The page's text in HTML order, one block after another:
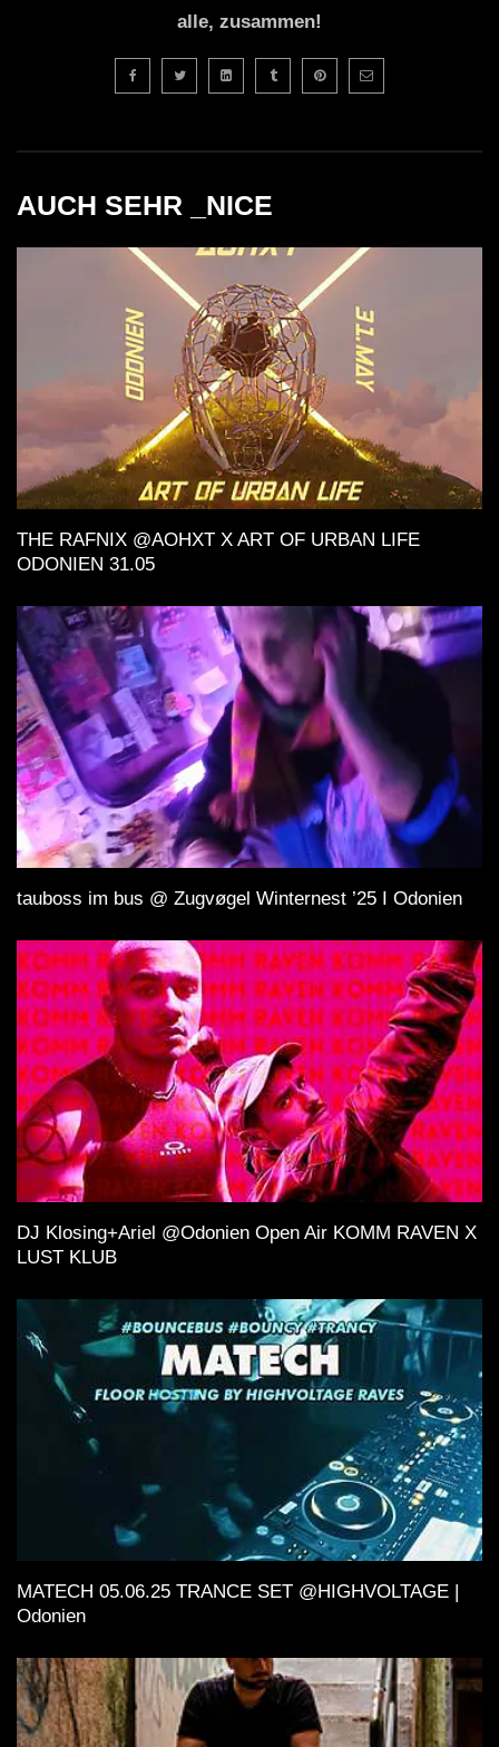
alle, zusammen!
AUCH SEHR _NICE
THE RAFNIX @AOHXT X ART OF URBAN LIFE
ODONIEN 31.05
tauboss im bus @ Zugvøgel Winternest ’25 I Odonien
DJ Klosing+Ariel @Odonien Open Air KOMM RAVEN X
LUST KLUB
MATECH 05.06.25 TRANCE SET @HIGHVOLTAGE |
Odonien